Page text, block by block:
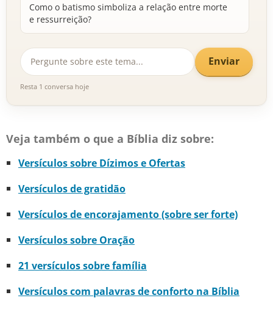
Como o batismo simboliza a relação entre morte
e ressurreição?
Enviar
Resta 1 conversa hoje
Veja também o que a Bíblia diz sobre:
Versículos sobre Dízimos e Ofertas
Versículos de gratidão
Versículos de encorajamento (sobre ser forte)
Versículos sobre Oração
21 versículos sobre família
Versículos com palavras de conforto na Bíblia